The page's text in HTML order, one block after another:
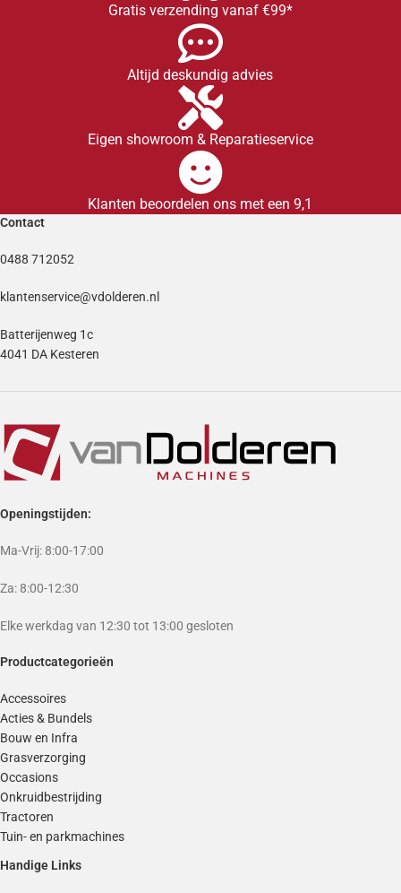
Gratis verzending vanaf €99*
Altijd deskundig advies
Eigen showroom & Reparatieservice
Klanten beoordelen ons met een 9,1
Contact
0488 712052
klantenservice@vdolderen.nl
Batterijenweg 1c
4041 DA Kesteren
Openingstijden:
Ma-Vrij: 8:00-17:00
Za: 8:00-12:30
Elke werkdag van 12:30 tot 13:00 gesloten
Productcategorieën
Accessoires
Acties & Bundels
Bouw en Infra
Grasverzorging
Occasions
Onkruidbestrijding
Tractoren
Tuin- en parkmachines
Handige Links